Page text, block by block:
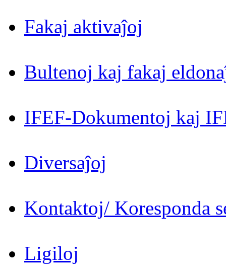
Fakaj aktivaĵoj
Bultenoj kaj fakaj
IFEF-Dokumentoj kaj
Diversaĵoj
Kontaktoj/ Koresponda
Ligiloj